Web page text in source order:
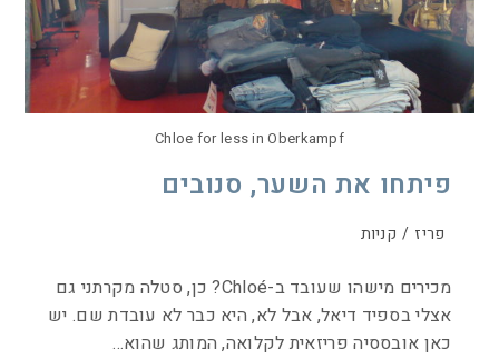
Chloe for less in Oberkampf
פיתחו את השער, סנובים
פריז / קניות
מכירים מישהו שעובד ב-Chloé? כן, סטלה מקרתני גם
אצלי בספיד דיאל, אבל לא, היא כבר לא עובדת שם. יש
כאן אובססיה פריזאית לקלואה, המותג שהוא…